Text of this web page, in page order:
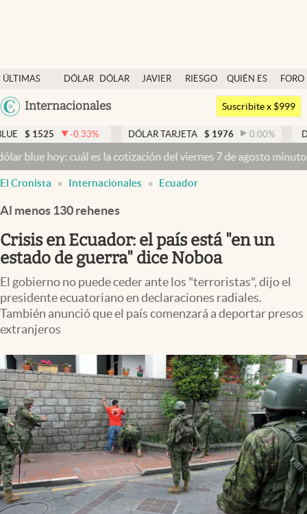
ÚLTIMAS
NOTICIAS
DÓLAR
DÓLAR
JAVIER
RIESGO
QUIÉN ES
QUIÉN
FORO
Argentina
México
Internacionales
Dólar
Members
Economía y Política
Finanzas y Mercados
Mercados Online
Negocios
Columnistas
Otras secciones
Apertura
Infotechnology
Clima
Mundial 2026
Eventos Corporativos
El Cronista Studio
Mediakit
abre en nueva pestaña
Argentina
Suscribite x $999
-0.33% DÓLAR TARJETA $ 1976 0.00% DÓLAR MEP
cuál es la cotización del viernes 7 de agosto minuto a minuto
El Cronista Internacionales Ecuador
Al menos 130 rehenes
Crisis en Ecuador: el país está "en un
estado de guerra" dice Noboa
El gobierno no puede ceder ante los "terroristas", dijo el
presidente ecuatoriano en declaraciones radiales.
También anunció que el país comenzará a deportar presos
extranjeros